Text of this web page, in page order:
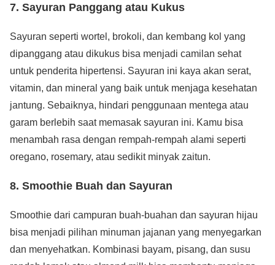
7. Sayuran Panggang atau Kukus
Sayuran seperti wortel, brokoli, dan kembang kol yang
dipanggang atau dikukus bisa menjadi camilan sehat
untuk penderita hipertensi. Sayuran ini kaya akan serat,
vitamin, dan mineral yang baik untuk menjaga kesehatan
jantung. Sebaiknya, hindari penggunaan mentega atau
garam berlebih saat memasak sayuran ini. Kamu bisa
menambah rasa dengan rempah-rempah alami seperti
oregano, rosemary, atau sedikit minyak zaitun.
8. Smoothie Buah dan Sayuran
Smoothie dari campuran buah-buahan dan sayuran hijau
bisa menjadi pilihan minuman jajanan yang menyegarkan
dan menyehatkan. Kombinasi bayam, pisang, dan susu